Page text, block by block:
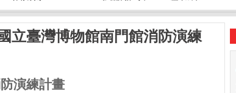
立臺灣博物館南門館消防演練
演練計畫